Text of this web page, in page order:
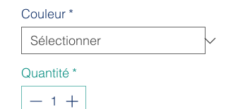
Couleur *
Quantité *